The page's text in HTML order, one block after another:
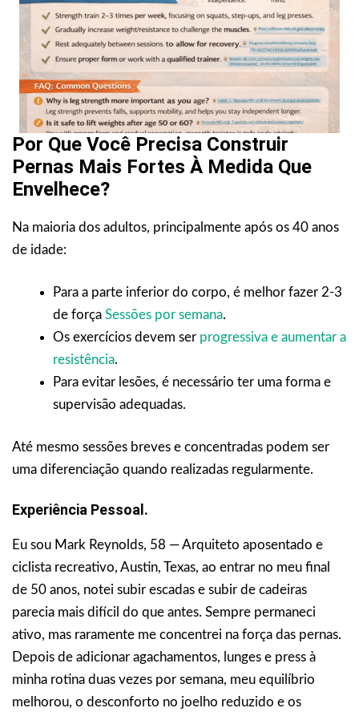
Por Que Você Precisa Construir
Pernas Mais Fortes À Medida Que
Envelhece?
Na maioria dos adultos, principalmente após os 40 anos
de idade:
Para a parte inferior do corpo, é melhor fazer 2-3
de força Sessões por semana.
Os exercícios devem ser progressiva e aumentar a
resistência.
Para evitar lesões, é necessário ter uma forma e
supervisão adequadas.
Até mesmo sessões breves e concentradas podem ser
uma diferenciação quando realizadas regularmente.
Experiência Pessoal.
Eu sou Mark Reynolds, 58 — Arquiteto aposentado e
ciclista recreativo, Austin, Texas, ao entrar no meu final
de 50 anos, notei subir escadas e subir de cadeiras
parecia mais difícil do que antes. Sempre permaneci
ativo, mas raramente me concentrei na força das pernas.
Depois de adicionar agachamentos, lunges e press à
minha rotina duas vezes por semana, meu equilíbrio
melhorou, o desconforto no joelho reduzido e os